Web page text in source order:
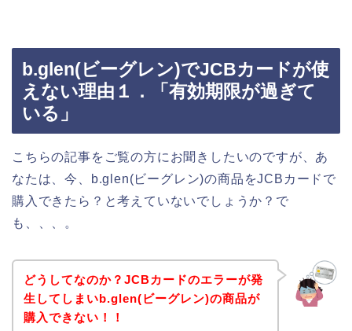
b.glen(ビーグレン)でJCBカードが使
えない理由１．「有効期限が過ぎて
いる」
こちらの記事をご覧の方にお聞きしたいのですが、あ
なたは、今、b.glen(ビーグレン)の商品をJCBカードで
購入できたら？と考えていないでしょうか？で
も、、、。
どうしてなのか？JCBカードのエラーが発
生してしまいb.glen(ビーグレン)の商品が
購入できない！！